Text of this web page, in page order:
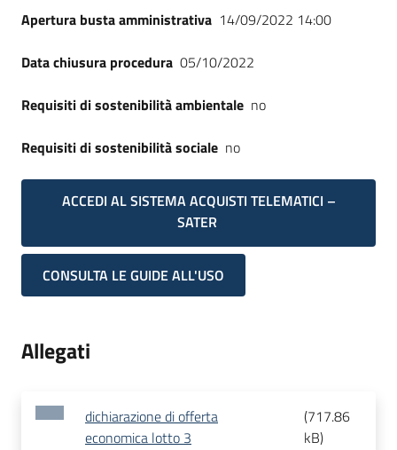
Apertura busta amministrativa 14/09/2022 14:00
Data chiusura procedura 05/10/2022
Requisiti di sostenibilità ambientale no
Requisiti di sostenibilità sociale no
ACCEDI AL SISTEMA ACQUISTI TELEMATICI –
SATER
CONSULTA LE GUIDE ALL'USO
Allegati
dichiarazione di offerta
economica lotto 3
(717.86
kB)